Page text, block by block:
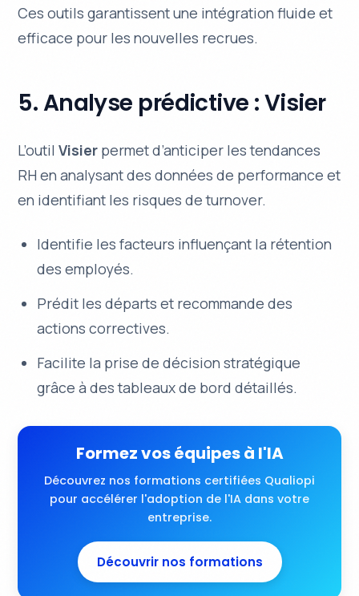
Ces outils garantissent une intégration fluide et
efficace pour les nouvelles recrues.
5. Analyse prédictive : Visier
L’outilVisier permet d’anticiper les tendances
RH en analysant des données de performance et
en identifiant les risques de turnover.
Identifie les facteurs influençant la rétention
des employés.
Prédit les départs et recommande des
actions correctives.
Facilite la prise de décision stratégique
grâce à des tableaux de bord détaillés.
Formez vos équipes à l'IA
Découvrez nos formations certifiées Qualiopi
pour accélérer l'adoption de l'IA dans votre
entreprise.
Découvrir nos formations